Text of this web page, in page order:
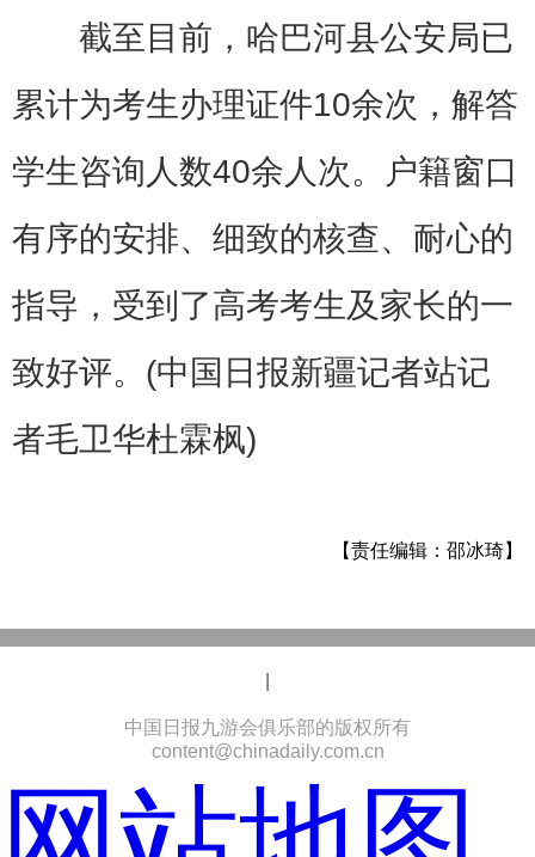
截至目前，哈巴河县公安局已
累计为考生办理证件10余次，解答
学生咨询人数40余人次。户籍窗口
有序的安排、细致的核查、耐心的
指导，受到了高考考生及家长的一
致好评。(中国日报新疆记者站记
者毛卫华杜霖枫)
【责任编辑：邵冰琦】
中国日报九游会俱乐部的版权所有
content@chinadaily.com.cn